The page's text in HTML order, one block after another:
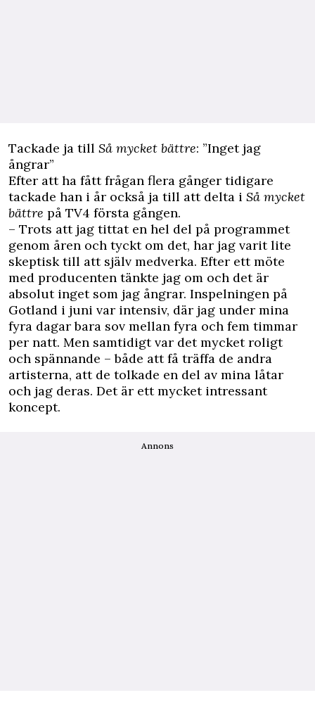
Tackade ja till Så mycket bättre: ”Inget jag
ångrar”
Efter att ha fått frågan flera gånger tidigare
tackade han i år också ja till att delta i Så mycket
bättre på TV4 första gången.
– Trots att jag tittat en hel del på programmet
genom åren och tyckt om det, har jag varit lite
skeptisk till att själv medverka. Efter ett möte
med producenten tänkte jag om och det är
absolut inget som jag ångrar. Inspelningen på
Gotland i juni var intensiv, där jag under mina
fyra dagar bara sov mellan fyra och fem timmar
per natt. Men samtidigt var det mycket roligt
och spännande – både att få träffa de andra
artisterna, att de tolkade en del av mina låtar
och jag deras. Det är ett mycket intressant
koncept.
Annons